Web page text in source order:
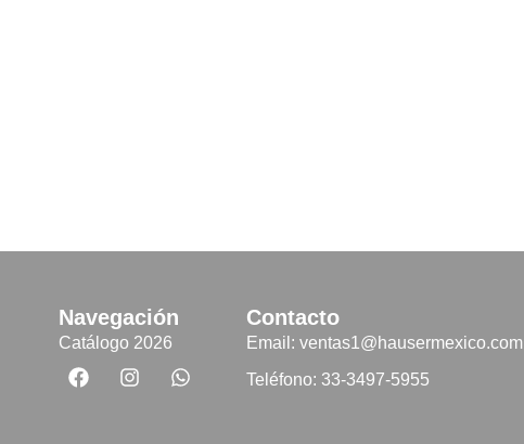
Navegación
Catálogo 2026
Contacto
Email: ventas1@hausermexico.com
Teléfono: 33-3497-5955